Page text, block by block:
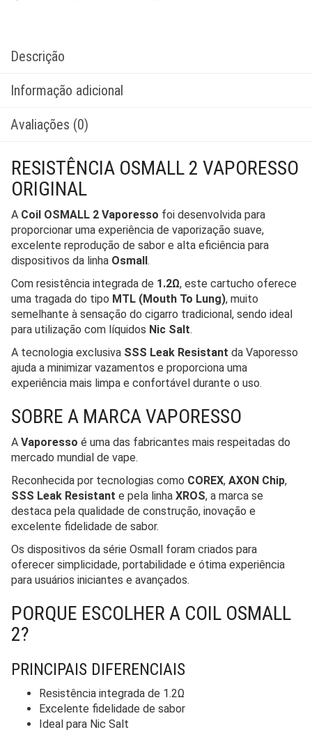
Descrição
Informação adicional
Avaliações (0)
RESISTÊNCIA OSMALL 2 VAPORESSO
ORIGINAL
A Coil OSMALL 2 Vaporesso foi desenvolvida para
proporcionar uma experiência de vaporização suave,
excelente reprodução de sabor e alta eficiência para
dispositivos da linha Osmall.
Com resistência integrada de 1.2Ω, este cartucho oferece
uma tragada do tipo MTL (Mouth To Lung), muito
semelhante à sensação do cigarro tradicional, sendo ideal
para utilização com líquidos Nic Salt.
A tecnologia exclusiva SSS Leak Resistant da Vaporesso
ajuda a minimizar vazamentos e proporciona uma
experiência mais limpa e confortável durante o uso.
SOBRE A MARCA VAPORESSO
A Vaporesso é uma das fabricantes mais respeitadas do
mercado mundial de vape.
Reconhecida por tecnologias como COREX, AXON Chip,
SSS Leak Resistant e pela linha XROS, a marca se
destaca pela qualidade de construção, inovação e
excelente fidelidade de sabor.
Os dispositivos da série Osmall foram criados para
oferecer simplicidade, portabilidade e ótima experiência
para usuários iniciantes e avançados.
PORQUE ESCOLHER A COIL OSMALL
2?
PRINCIPAIS DIFERENCIAIS
Resistência integrada de 1.2Ω
Excelente fidelidade de sabor
Ideal para Nic Salt